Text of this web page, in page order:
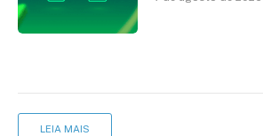
cartório
LEIA MAIS